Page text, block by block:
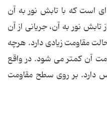
است كه با تابش نور به آن
نور به آن، جریانی از آن
مقاومت زیادی دارد. هرچه
آن كمتر می شود. در واقع
دارد. بر روی سطح مقاومت